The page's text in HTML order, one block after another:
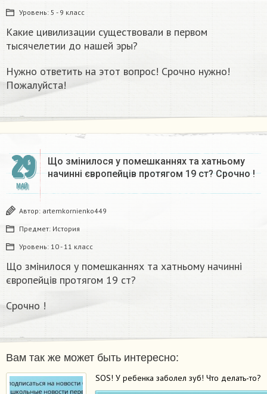
Уровень: 5 - 9 класс
Какие цивилизации существовали в первом
тысячелетии до нашей эры?
Нужно ответить на этот вопрос! Срочно нужно!
Пожалуйста!
29
МАЙ
Що змінилося у помешканнях та хатньому
начинні європейців протягом 19 ст? Срочно !
Автор: artemkornienko449
Предмет: История
Уровень: 10 - 11 класс
Що змінилося у помешканнях та хатньому начинні
європейців протягом 19 ст?
Срочно !
Вам так же может быть интересно:
SOS! У ребенка заболел зуб! Что делать-то?